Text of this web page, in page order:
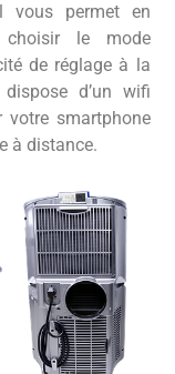
vous permet en
le mode
de réglage à la
d’un wifi
votre smartphone
à distance.